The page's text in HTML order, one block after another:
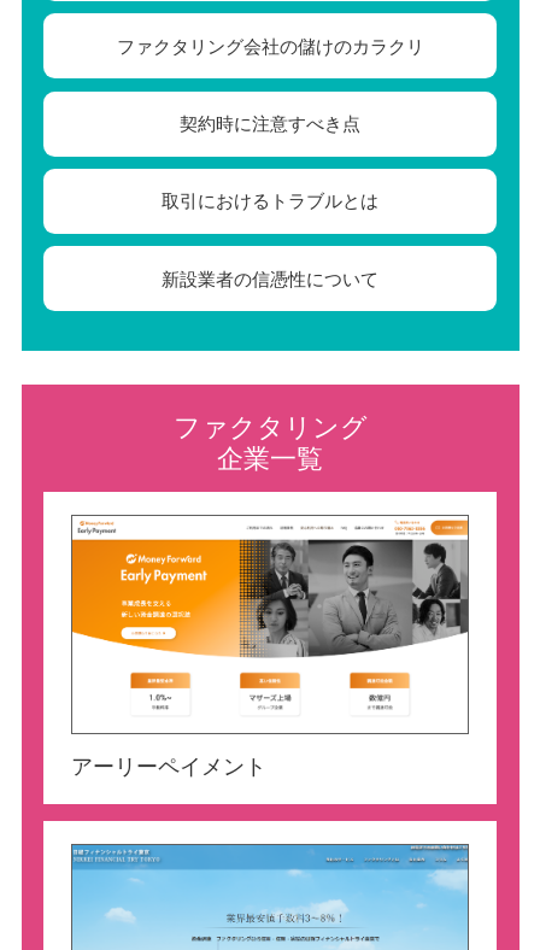
ファクタリング会社の儲けのカラクリ
契約時に注意すべき点
取引におけるトラブルとは
新設業者の信憑性について
ファクタリング
企業一覧
アーリーペイメント